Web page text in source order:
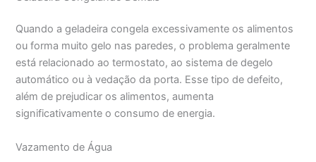
Quando a geladeira congela excessivamente os alimentos
ou forma muito gelo nas paredes, o problema geralmente
está relacionado ao termostato, ao sistema de degelo
automático ou à vedação da porta. Esse tipo de defeito,
além de prejudicar os alimentos, aumenta
significativamente o consumo de energia.
Vazamento de Água